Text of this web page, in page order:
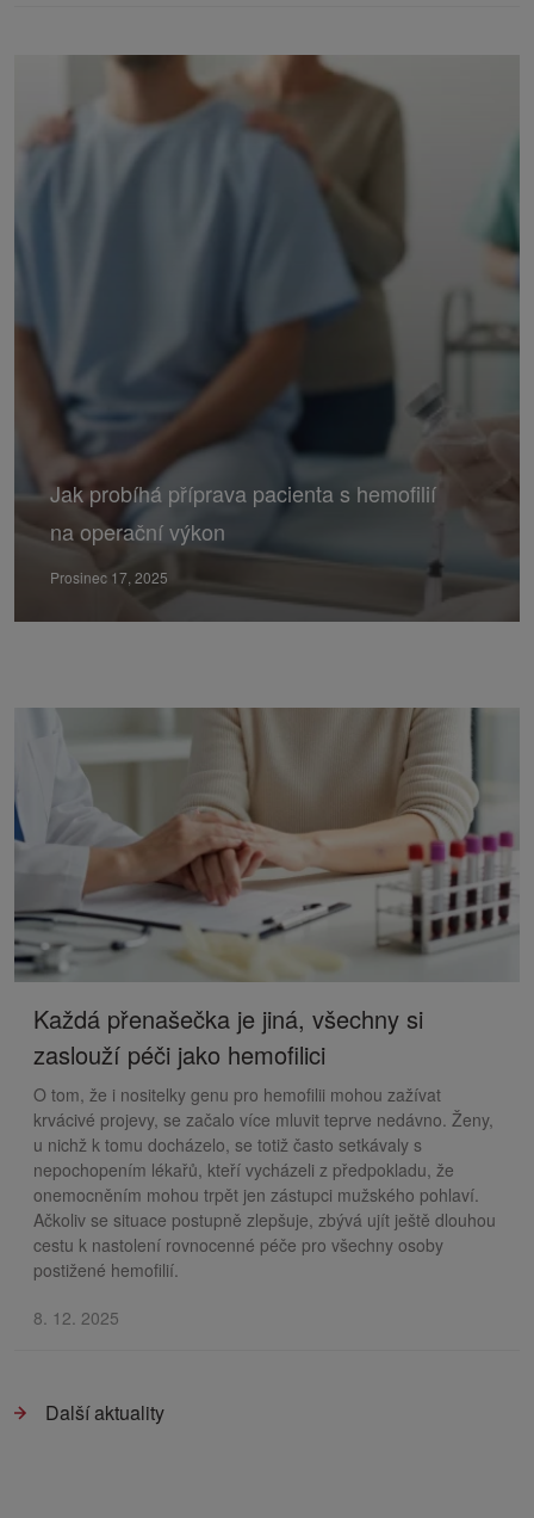
Jak probíhá příprava pacienta s hemofilií
na operační výkon
Prosinec 17, 2025
Každá přenašečka je jiná, všechny si
zaslouží péči jako hemofilici
O tom, že i nositelky genu pro hemofilii mohou zažívat
krvácivé projevy, se začalo více mluvit teprve nedávno. Ženy,
u nichž k tomu docházelo, se totiž často setkávaly s
nepochopením lékařů, kteří vycházeli z předpokladu, že
onemocněním mohou trpět jen zástupci mužského pohlaví.
Ačkoliv se situace postupně zlepšuje, zbývá ujít ještě dlouhou
cestu k nastolení rovnocenné péče pro všechny osoby
postižené hemofilií.
8. 12. 2025
Další aktuality